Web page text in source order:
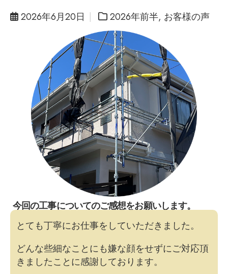
2026年6月20日 2026年前半, お客様の声
今回の工事についてのご感想をお願いします。
とても丁寧にお仕事をしていただきました。
どんな些細なことにも嫌な顔をせずにご対応頂
きましたことに感謝しております。